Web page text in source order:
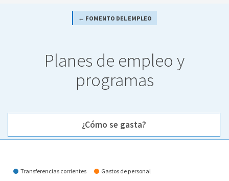
← FOMENTO DEL EMPLEO
Planes de empleo y
programas
¿Cómo se gasta?
Transferencias corrientes
Gastos de personal